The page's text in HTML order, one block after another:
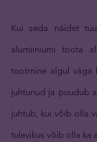
Kui seda näidet
alumiiniumi toota
tootmine algul väga
juhtunud ja puudub
juhtub, kui võib olla
tulevikus võib olla ka